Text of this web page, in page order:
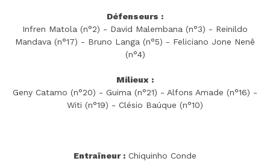
Défenseurs :
Infren Matola (n°2) - David Malembana (n°3) - Reinildo
Mandava (n°17) - Bruno Langa (n°5) - Feliciano Jone Nenê
(n°4)
Milieux :
Geny Catamo (n°20) - Guima (n°21) - Alfons Amade (n°16) -
Witi (n°19) - Clésio Baúque (n°10)
Entraîneur : Chiquinho Conde